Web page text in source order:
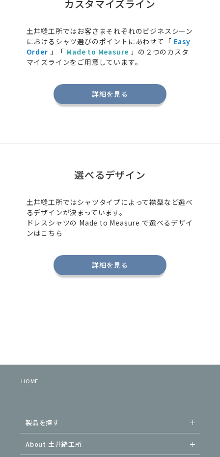
カスタマイズライン
土井縫工所ではお客さまそれぞれのビジネスシーン
におけるシャツ選びのポイントにあわせて「 Easy
Order 」「 Made to Measure 」の２つのカスタ
マイズラインをご用意しています。
詳細を見る
選べるデザイン
土井縫工所ではシャツタイプによって襟型など選べ
るデザインが決まっています。
ドレスシャツの Made to Measure で選べるデザイ
ンはこちら
詳細を見る
HOME
製品を探す
About 土井縫工所